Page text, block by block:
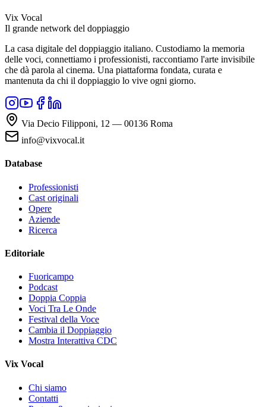
Vix Vocal
Il grande network del doppiaggio
La casa digitale del doppiaggio italiano. Custodiamo la memoria
delle voci, connettiamo i professionisti, raccontiamo l'arte invisibile
che dà parola al cinema. Una piattaforma fondata, curata e
mantenuta da chi il doppiaggio lo vive ogni giorno.
Via Decio Filipponi, 12 — 00136 Roma
info@vixvocal.it
Database
Professionisti
Cast originali
Opere
Aziende
Ricerca
Editoriale
Fuoricampo
Podcast
Doppia Coppia
Voci Tra Le Onde
Festival della Voce
Cambia il Doppiaggio
Mostra Interattiva CDC
Vix Vocal
Chi siamo
Contatti